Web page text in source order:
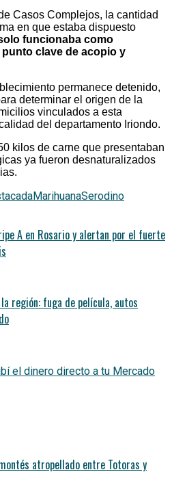
Casos Complejos, la cantidad
en que estaba dispuesto
funcionaba como
clave de acopio y
permanece detenido,
determinar el origen de la
vinculados a esta
del departamento Iriondo.
kilos de carne que presentaban
ya fueron desnaturalizados
MarihuanaSerodino
A en Rosario y alertan por el fuerte
región: fuga de película, autos
atropellado entre Totoras y